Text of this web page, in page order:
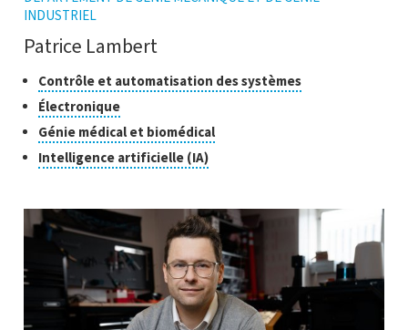
INDUSTRIEL
Patrice Lambert
Classes
de
recherche
Contrôle et automatisation des systèmesCliquer
pour
ÉlectroniqueCliquer
pour
ouvrir
l'infobulle
Génie médical et biomédicalCliquer
pour
Intelligence artificielle (IA)Cliquer
pour
l'infobulle